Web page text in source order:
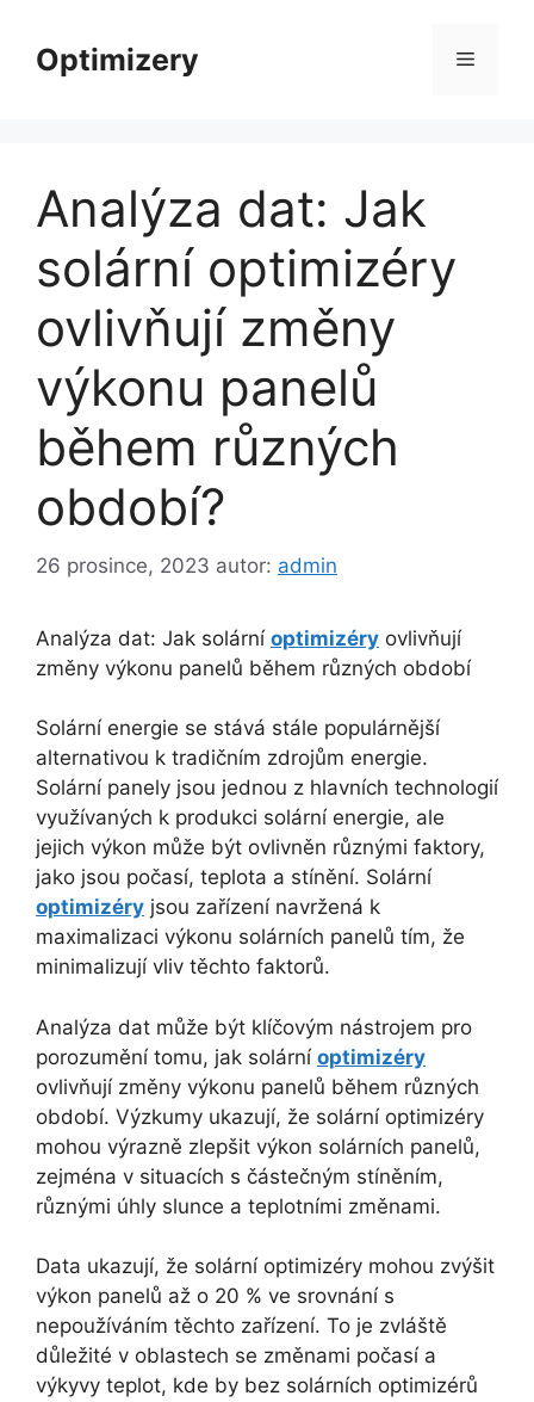
obsahOptimizery Menu
Analýza dat: Jak
solární optimizéry
ovlivňují změny
výkonu panelů
během různých
období?
26 prosince, 2023 autor: admin
Analýza dat: Jak solární optimizéry ovlivňují
změny výkonu panelů během různých období
Solární energie se stává stále populárnější
alternativou k tradičním zdrojům energie.
Solární panely jsou jednou z hlavních technologií
využívaných k produkci solární energie, ale
jejich výkon může být ovlivněn různými faktory,
jako jsou počasí, teplota a stínění. Solární
optimizéry jsou zařízení navržená k
maximalizaci výkonu solárních panelů tím, že
minimalizují vliv těchto faktorů.
Analýza dat může být klíčovým nástrojem pro
porozumění tomu, jak solární optimizéry
ovlivňují změny výkonu panelů během různých
období. Výzkumy ukazují, že solární optimizéry
mohou výrazně zlepšit výkon solárních panelů,
zejména v situacích s částečným stíněním,
různými úhly slunce a teplotními změnami.
Data ukazují, že solární optimizéry mohou zvýšit
výkon panelů až o 20 % ve srovnání s
nepoužíváním těchto zařízení. To je zvláště
důležité v oblastech se změnami počasí a
výkyvy teplot, kde by bez solárních optimizérů